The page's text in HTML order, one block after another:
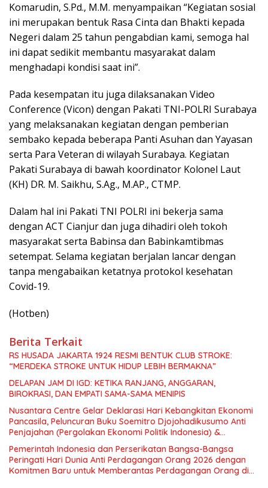
Komarudin, S.Pd., M.M. menyampaikan “Kegiatan sosial
ini merupakan bentuk Rasa Cinta dan Bhakti kepada
Negeri dalam 25 tahun pengabdian kami, semoga hal
ini dapat sedikit membantu masyarakat dalam
menghadapi kondisi saat ini”.
Pada kesempatan itu juga dilaksanakan Video
Conference (Vicon) dengan Pakati TNI-POLRI Surabaya
yang melaksanakan kegiatan dengan pemberian
sembako kepada beberapa Panti Asuhan dan Yayasan
serta Para Veteran di wilayah Surabaya. Kegiatan
Pakati Surabaya di bawah koordinator Kolonel Laut
(KH) DR. M. Saikhu, S.Ag., M.AP., CTMP.
Dalam hal ini Pakati TNI POLRI ini bekerja sama
dengan ACT Cianjur dan juga dihadiri oleh tokoh
masyarakat serta Babinsa dan Babinkamtibmas
setempat. Selama kegiatan berjalan lancar dengan
tanpa mengabaikan ketatnya protokol kesehatan
Covid-19.
(Hotben)
Berita Terkait
RS HUSADA JAKARTA 1924 RESMI BENTUK CLUB STROKE:
“MERDEKA STROKE UNTUK HIDUP LEBIH BERMAKNA”
DELAPAN JAM DI IGD: KETIKA RANJANG, ANGGARAN,
BIROKRASI, DAN EMPATI SAMA-SAMA MENIPIS
Nusantara Centre Gelar Deklarasi Hari Kebangkitan Ekonomi
Pancasila, Peluncuran Buku Soemitro Djojohadikusumo Anti
Penjajahan (Pergolakan Ekonomi Politik Indonesia) &
Simposium Nasional “Urgensi Undang-Undang Perekonomian
Nasional dan Kesejahteraan Sosial dalam Menata Bangsa
Menuju Indonesia Emas 2045”,
Pemerintah Indonesia dan Perserikatan Bangsa-Bangsa
Peringati Hari Dunia Anti Perdagangan Orang 2026 dengan
Komitmen Baru untuk Memberantas Perdagangan Orang di